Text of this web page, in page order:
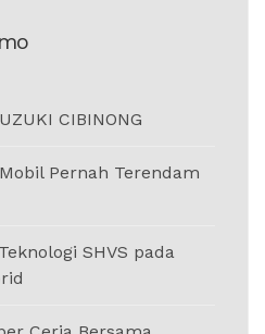
CIBINONG
Pernah Terendam
SHVS pada